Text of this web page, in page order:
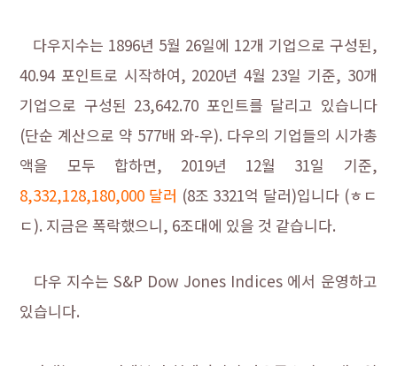
다우지수는 1896년 5월 26일에 12개 기업으로 구성된,
40.94 포인트로 시작하여, 2020년 4월 23일 기준, 30개
기업으로 구성된 23,642.70 포인트를 달리고 있습니다
(단순 계산으로 약 577배 와-우). 다우의 기업들의 시가총
액을 모두 합하면, 2019년 12월 31일 기준,
8,332,128,180,000 달러 (8조 3321억 달러)입니다 (ㅎㄷ
ㄷ). 지금은 폭락했으니, 6조대에 있을 것 같습니다.
다우 지수는 S&P Dow Jones Indices 에서 운영하고
있습니다.